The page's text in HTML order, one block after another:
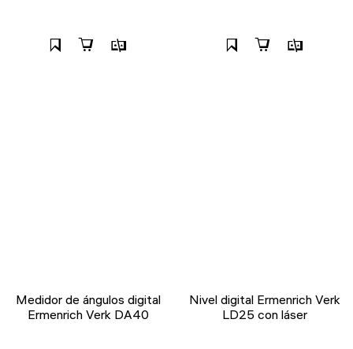
Medidor de ángulos digital
Ermenrich Verk DA40
Nivel digital Ermenrich Verk
LD25 con láser